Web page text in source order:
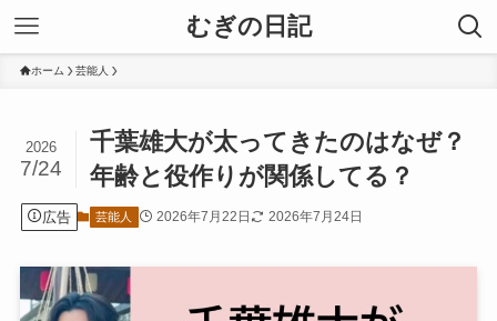
むぎの日記
ホーム 芸能人
千葉雄大が太ってきたのはなぜ？
年齢と役作りが関係してる？
2026
7/24
広告 芸能人 2026年7月22日 2026年7月24日